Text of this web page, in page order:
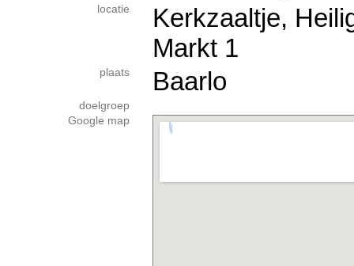
locatie
Kerkzaaltje,
Markt 1
plaats Baarlo
doelgroep
Google map